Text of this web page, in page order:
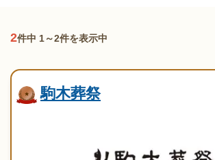
2件中 1～2件を表示中
駒木葬祭